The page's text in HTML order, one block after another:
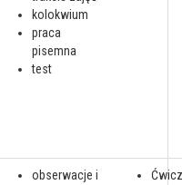
kolokwium
praca
pisemna
test
obserwacje i